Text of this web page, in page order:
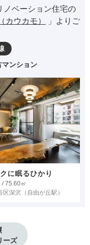
ノベーション住宅の
カウカモ）
」よりご
マンション
に眠るひかり
/ 75.60㎡
区深沢 （自由が丘駅）
ーズ